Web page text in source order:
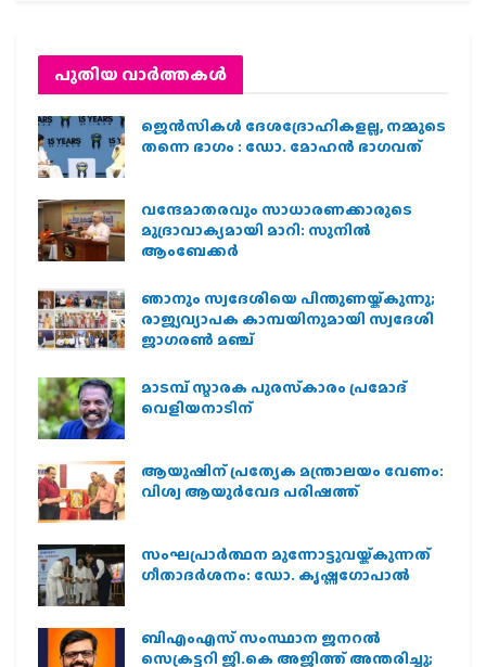
പുതിയ വാര്‍ത്തകള്‍
ജെന്‍സികള്‍ ദേശദ്രോഹികളല്ല, നമ്മുടെ
തന്നെ ഭാഗം : ഡോ. മോഹന്‍ ഭാഗവത്
വന്ദേമാതരവും സാധാരണക്കാരുടെ
മുദ്രാവാക്യമായി മാറി: സുനിൽ
ആംബേക്കർ
ഞാനും സ്വദേശിയെ പിന്തുണയ്ക്കുന്നു;
രാജ്യവ്യാപക കാമ്പയിനുമായി സ്വദേശി
ജാഗരണ്‍ മഞ്ച്
മാടമ്പ് സ്മാരക പുരസ്‌കാരം പ്രമോദ്
വെളിയനാടിന്
ആയുഷിന് പ്രത്യേക മന്ത്രാലയം വേണം:
വിശ്വ ആയുര്‍വേദ പരിഷത്ത്
സംഘപ്രാര്‍ത്ഥന മുന്നോട്ടുവയ്ക്കുന്നത്
ഗീതാദര്‍ശനം: ഡോ. കൃഷ്ണഗോപാല്‍
ബിഎംഎസ് സംസ്ഥാന ജനറൽ
സെക്രട്ടറി ജി.കെ അജിത്ത് അന്തരിച്ചു;